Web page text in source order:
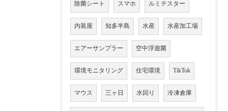
除菌シート スマホ ルミテスター
内装屋 知多半島 水産 水産加工場
エアーサンプラー 空中浮遊菌
環境モニタリング 住宅環境 TikTok
マウス 三ヶ日 水回り 冷凍倉庫